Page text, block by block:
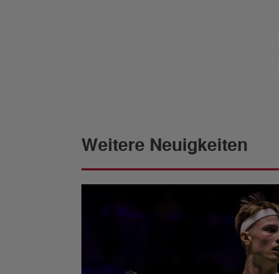
Weitere Neuigkeiten